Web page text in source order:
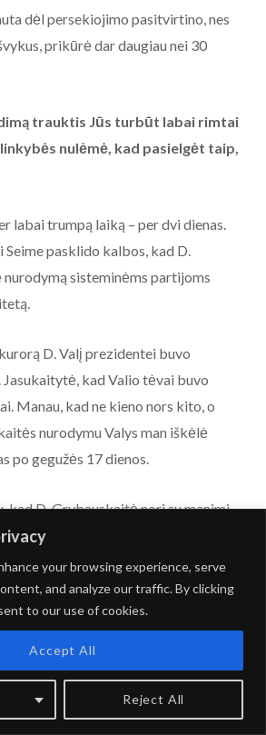
your browsing experience, serve
and analyze our traffic. By clicking
to our use of cookies.
Reject All
Accept All
dėl persekiojimo pasitvirtino, nes
prikūrė dar daugiau nei 30
trauktis Jūs turbūt labai rimtai
nulėmė, kad pasielgėt taip,
labai trumpą laiką – per dvi dienas.
pasklido kalbos, kad D.
sisteminėms partijoms
D. Valį prezidentei buvo
Jasukaitytė, kad Valio tėvai buvo
Manau, kad ne kieno nors kito, o
nurodymu Valys man iškėlė
po gegužės 17 dienos.
kad D. Grybauskaitė nori su manimi
kodėl Kauno apygardos teismo
išsigynė, kad jam skambino iš
kad aš išeičiau iš teisėjų savo noru.
sąžinės.